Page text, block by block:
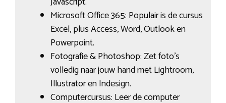
Microsoft Office 365: Populair is de cursus
Excel, plus Access, Word, Outlook en
Powerpoint.
Fotografie & Photoshop: Zet foto’s
volledig naar jouw hand met Lightroom,
Illustrator en Indesign.
Computercursus: Leer de computer